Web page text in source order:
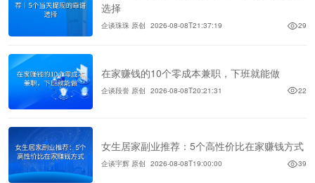
选择
企谈珠珠 原创 2026-08-08T21:37:19 29
在家赚钱的10个零成本兼职，下班就能做
企谈段誉 原创 2026-08-08T20:21:31 22
女生居家副业推荐：5个高性价比在家赚钱方式
企谈宇辉 原创 2026-08-08T19:00:00 39